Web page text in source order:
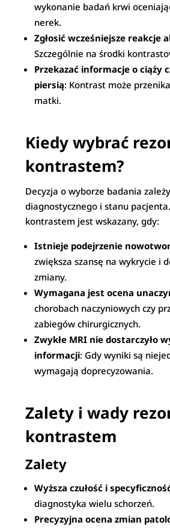
wykonanie badań krwi
nerek.
Zgłosić wcześniejsze reakcje
Szczególnie na środki
Przekazać informacje o ciąży
piersią: Kontrast może
matki.
Kiedy wybrać
kontrastem?
Decyzja o wyborze badania
diagnostycznego i stanu
kontrastem jest wskazany, gdy:
Istnieje podejrzenie
zwiększa szansę na wykrycie i
zmiany.
Wymagana jest ocena
chorobach naczyniowych czy
zabiegów chirurgicznych.
Zwykłe MRI nie dostarczyło
informacji: Gdy wyniki są
wymagają doprecyzowania.
Zalety i wady
kontrastem
Zalety
Wyższa czułość i
diagnostyka wielu schorzeń.
Precyzyjna ocena zmian